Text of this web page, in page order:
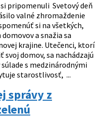
pripomenuli Svetový deň
valné zhromaždenie
si na všetkých,
a snažia sa
krajine. Utečenci, ktorí
domov, sa nachádzajú
s medzinárodnými
starostlivosť, ...
správy z